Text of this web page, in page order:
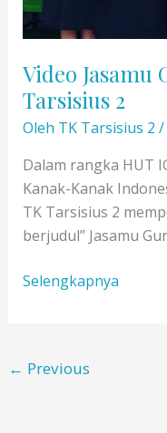
Video Jasamu
Tarsisius 2
Oleh TK Tarsisius 2 /
Dalam rangka HUT
Kanak-Kanak
TK Tarsisius 2
berjudul” Jasamu
Video
Guru
Selengkapnya
← Previous